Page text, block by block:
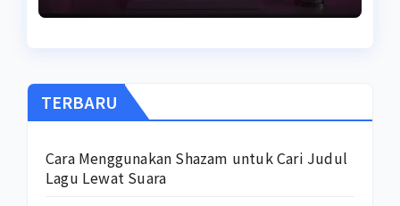
TERBARU
Cara Menggunakan Shazam untuk Cari Judul
Lagu Lewat Suara